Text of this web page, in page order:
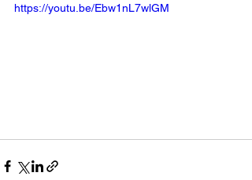
https://youtu.be/Ebw1nL7wlGM